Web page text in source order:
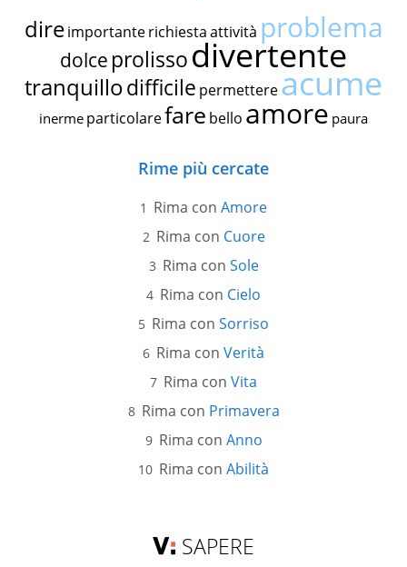
dire importante richiestaattività problema
dolce prolissodivertente
tranquillodifficile permettereacume
inerme particolarefare bello amore paura
Rime più cercate
Rima con Amore
Rima con Cuore
Rima con Sole
Rima con Cielo
Rima con Sorriso
Rima con Verità
Rima con Vita
Rima con Primavera
Rima con Anno
Rima con Abilità
SAPERE